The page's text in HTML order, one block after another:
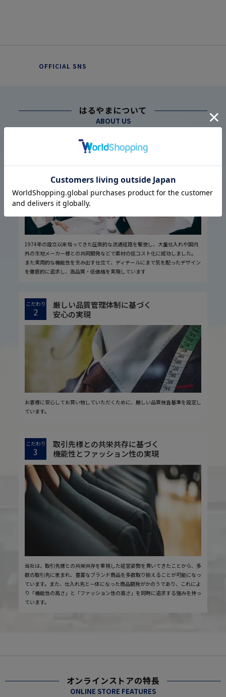
OFFICIAL SNS
はるやまについて
ABOUT US
幅広い仕入れ体制に基づく
高品質・低価格の実現
1974年の設立以来培ってきた圧倒的な流通経路を駆使し、大量仕入れや国内
外の生地メーカー様との共同開発などで素材の低コスト化に成功しました。
また実用的な機能性を生み出す仕立て、ディテールにまで気を配ったデザイン
を徹底的に追求し、高品質・低価格を実現しています
こだわり
2
厳しい品質管理体制に基づく
安心の実現
お客様に安心してお買い物していただくために、厳しい品質検査基準を設定し
ています。
こだわり
3
取引先様との共栄共存に基づく
機能性とファッション性の実現
当社は、取引先様との共栄共存を重視した経営姿勢を貫いてきたことから、多
数の取引先に恵まれ、豊富なブランド商品を多数取り揃えることが可能になっ
ています。また、仕入れ先と一体になった商品開発がかのうであり、これによ
り「機能性の高さ」と「ファッション性の高さ」を同時に追求する強みを持っ
ています。
オンラインストアの特長
ONLINE STORE FEATURES